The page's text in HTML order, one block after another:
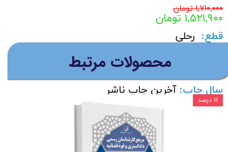
۱,۷۱۰,۰۰۰ تومان
۱,۵۲۱,۹۰۰ تومان
قطع: رحلی
دکتر محسن نصرآبادی
سال چاپ: آخرین چاپ ناشر
مناسب برای
دواطلبان آزمون های کارشناس
رسمی دادگستری و قوه قضائیه كليه گرايش‌هاي
رشته مهندسي و علوم آب
​محصولات مرتبط
۱۱ درصد